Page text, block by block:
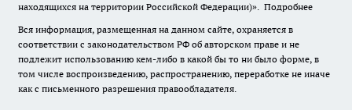
находящихся на территории Российской Федерации)». Подробнее
Вся информация, размещенная на данном сайте, охраняется в
соответствии с законодательством РФ об авторском праве и не
подлежит использованию кем-либо в какой бы то ни было форме, в
том числе воспроизведению, распространению, переработке не иначе
как с письменного разрешения правообладателя.